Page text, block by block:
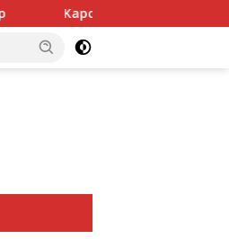
Karawang Perkuat Sinergi